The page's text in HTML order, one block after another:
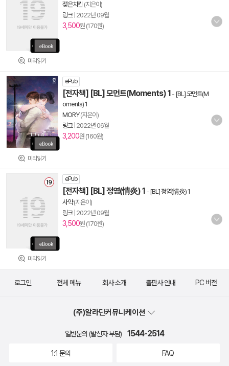
미리읽기
젖은치킨 (지은이)
링크| 2022년 09월
3,500원 (170원)
미리읽기
ePub
[전자책] [BL] 모먼트(Moments) 1 - [BL] 모먼트(M
oments) 1
MORY(지은이)
링크| 2022년 06월
3,200원 (160원)
미리읽기
ePub
[전자책] [BL] 정염(情炎) 1 - [BL] 정염(情炎) 1
사약(지은이)
링크| 2022년 09월
3,500원 (170원)
로그인 전체 메뉴 회사 소개 출판사 안내 PC 버전
(주)알라딘커뮤니케이션
일반문의 (발신자 부담) 1544-2514
1:1 문의 FAQ